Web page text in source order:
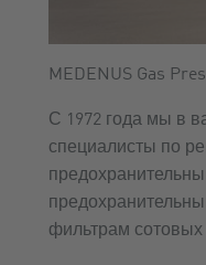
MEDENUS Gas
С 1972 года мы в
специалисты по
фильтрам сотовых